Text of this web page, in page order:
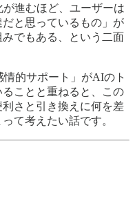
進むほど、ユーザーは
と思っているもの」が
でもある、という二面
的サポート」がAIのト
ことと重ねると、この
さと引き換えに何を差
て考えたい話です。